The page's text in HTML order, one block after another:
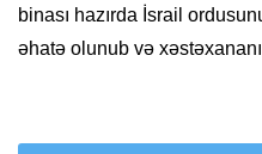
binası hazırda İsrail
əhatə olunub və